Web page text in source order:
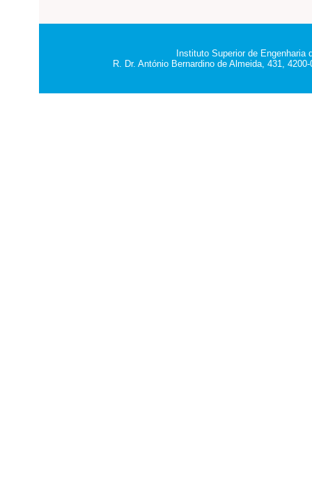
Instituto Superior de Engenharia
R. Dr. António Bernardino de Almeida, 431,